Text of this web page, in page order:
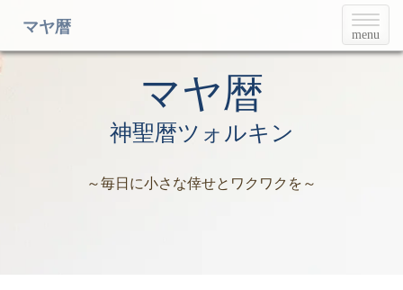
T
o
g
menu
マヤ暦
マヤ暦
神聖暦ツォルキン
～毎日に小さな倖せとワクワクを～